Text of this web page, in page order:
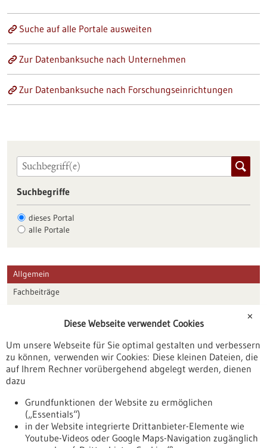
Suche auf alle Portale ausweiten
Zur Datenbanksuche nach Unternehmen
Zur Datenbanksuche nach Forschungseinrichtungen
Suchbegriffe
dieses Portal
alle Portale
Allgemein
Fachbeiträge
Veranstaltungen
Erscheinungsdatum
✕
Diese Webseite verwendet Cookies
Um unsere Webseite für Sie optimal gestalten und verbessern
zu können, verwenden wir Cookies: Diese kleinen Dateien, die
auf Ihrem Rechner vorübergehend abgelegt werden, dienen
dazu
Grundfunktionen der Website zu ermöglichen
(„Essentials“)
in der Website integrierte Drittanbieter-Elemente wie
Youtube-Videos oder Google Maps-Navigation zugänglich